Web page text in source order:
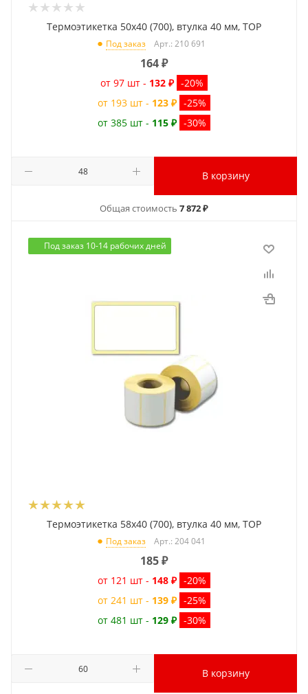
Термоэтикетка 50x40 (700), втулка 40 мм, TOP
Под заказ Арт.: 210 691
164₽
от 97 шт - 132 ₽ -20%
от 193 шт - 123 ₽ -25%
от 385 шт - 115 ₽ -30%
В корзину
Общая стоимость 7 872 ₽
Под заказ 10-14 рабочих дней
Термоэтикетка 58x40 (700), втулка 40 мм, TOP
Под заказ Арт.: 204 041
185₽
от 121 шт - 148 ₽ -20%
от 241 шт - 139 ₽ -25%
от 481 шт - 129 ₽ -30%
В корзину